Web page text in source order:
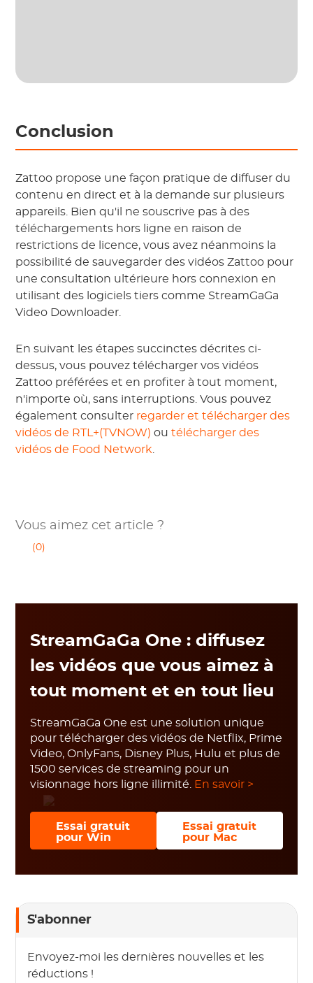
Conclusion
Zattoo propose une façon pratique de diffuser du
contenu en direct et à la demande sur plusieurs
appareils. Bien qu'il ne souscrive pas à des
téléchargements hors ligne en raison de
restrictions de licence, vous avez néanmoins la
possibilité de sauvegarder des vidéos Zattoo pour
une consultation ultérieure hors connexion en
utilisant des logiciels tiers comme StreamGaGa
Video Downloader.
En suivant les étapes succinctes décrites ci-
dessus, vous pouvez télécharger vos vidéos
Zattoo préférées et en profiter à tout moment,
n'importe où, sans interruptions. Vous pouvez
également consulter regarder et télécharger des
vidéos de RTL+(TVNOW) outélécharger des
vidéos de Food Network
Vous aimez cet article ?
(0)
StreamGaGa One : diffusez
les vidéos que vous aimez à
tout moment et en tout lieu
StreamGaGa One est une solution unique
pour télécharger des vidéos de Netflix, Prime
Video, OnlyFans, Disney Plus, Hulu et plus de
1500 services de streaming pour un
visionnage hors ligne illimité.
En savoir >
Essai gratuit
pour Win
Essai gratuit
pour Mac
S'abonner
Envoyez-moi les dernières nouvelles et les
réductions !